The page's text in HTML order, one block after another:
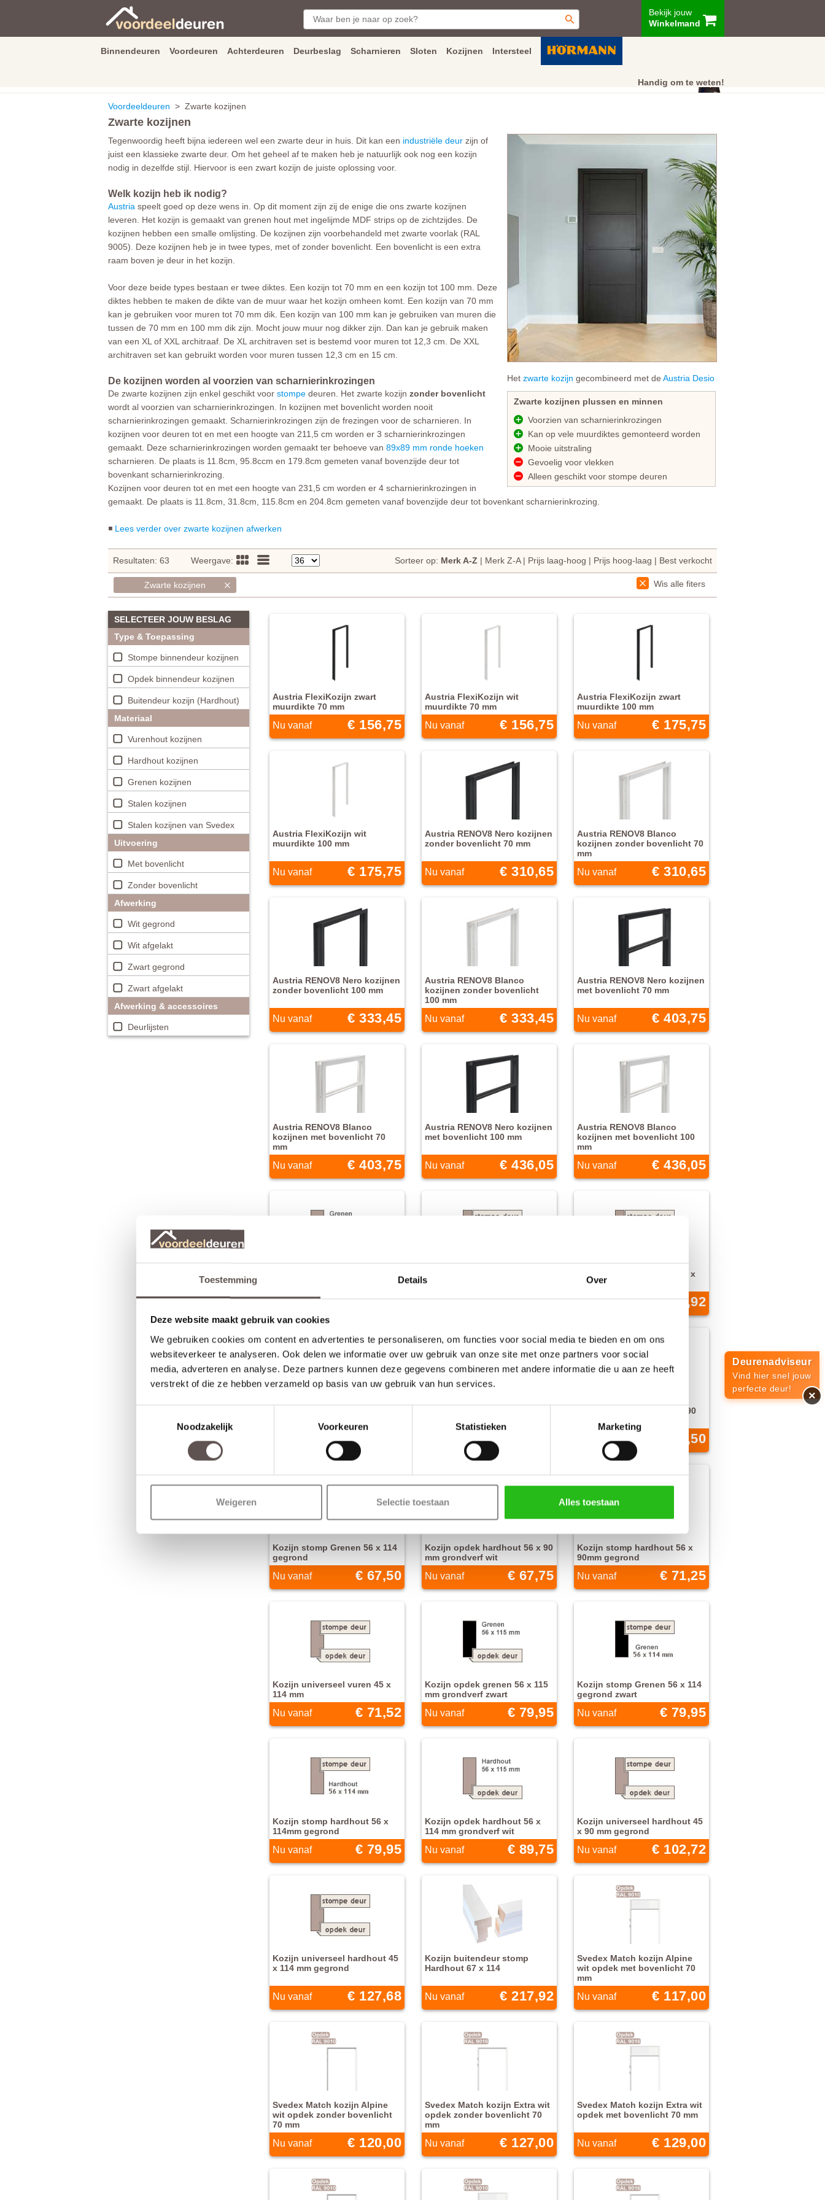
Toestemming Details Over
Deze website maakt gebruik van cookies
We gebruiken cookies om content en advertenties te personaliseren, om functies voor social media te bieden en om ons
websiteverkeer te analyseren. Ook delen we informatie over uw gebruik van onze site met onze partners voor social
media, adverteren en analyse. Deze partners kunnen deze gegevens combineren met andere informatie die u aan ze heeft
verstrekt of die ze hebben verzameld op basis van uw gebruik van hun services.
Noodzakelijk
Voorkeuren Statistieken Marketing
Weigeren Selectie toestaan Alles toestaan
Bekijk jouw
Winkelmand
Binnendeuren Voordeuren Achterdeuren Deurbeslag Scharnieren Sloten Kozijnen Intersteel
Handig om te weten!
Klantenservice
Voordeeldeuren > Zwarte kozijnen
Zwarte kozijnen
Het zwarte kozijn gecombineerd met de Austria Desio
Zwarte kozijnen plussen en minnen
Voorzien van scharnierinkrozingen
Kan op vele muurdiktes gemonteerd worden
Mooie uitstraling
Gevoelig voor vlekken
Alleen geschikt voor stompe deuren
Tegenwoordig heeft bijna iedereen wel een zwarte deur in huis. Dit kan een industriële deur zijn of
juist een klassieke zwarte deur. Om het geheel af te maken heb je natuurlijk ook nog een kozijn
nodig in dezelfde stijl. Hiervoor is een zwart kozijn de juiste oplossing voor.
Welk kozijn heb ik nodig?
Austria speelt goed op deze wens in. Op dit moment zijn zij de enige die ons zwarte kozijnen
leveren. Het kozijn is gemaakt van grenen hout met ingelijmde MDF strips op de zichtzijdes. De
kozijnen hebben een smalle omlijsting. De kozijnen zijn voorbehandeld met zwarte voorlak (RAL
9005). Deze kozijnen heb je in twee types, met of zonder bovenlicht. Een bovenlicht is een extra
raam boven je deur in het kozijn.
Voor deze beide types bestaan er twee diktes. Een kozijn tot 70 mm en een kozijn tot 100 mm. Deze
diktes hebben te maken de dikte van de muur waar het kozijn omheen komt. Een kozijn van 70 mm
kan je gebruiken voor muren tot 70 mm dik. Een kozijn van 100 mm kan je gebruiken van muren die
tussen de 70 mm en 100 mm dik zijn. Mocht jouw muur nog dikker zijn. Dan kan je gebruik maken
van een XL of XXL architraaf. De XL architraven set is bestemd voor muren tot 12,3 cm. De XXL
architraven set kan gebruikt worden voor muren tussen 12,3 cm en 15 cm.
De kozijnen worden al voorzien van scharnierinkrozingen
De zwarte kozijnen zijn enkel geschikt voor stompe deuren. Het zwarte kozijn zonder bovenlicht
wordt al voorzien van scharnierinkrozingen. In kozijnen met bovenlicht worden nooit
scharnierinkrozingen gemaakt. Scharnierinkrozingen zijn de frezingen voor de scharnieren. In
kozijnen voor deuren tot en met een hoogte van 211,5 cm worden er 3 scharnierinkrozingen
gemaakt. Deze scharnierinkrozingen worden gemaakt ter behoeve van 89x89 mm ronde hoeken
scharnieren. De plaats is 11.8cm, 95.8ccm en 179.8cm gemeten vanaf bovenzijde deur tot
bovenkant scharnierinkrozing.
Kozijnen voor deuren tot en met een hoogte van 231,5 cm worden er 4 scharnierinkrozingen in
gemaakt. De plaats is 11.8cm, 31.8cm, 115.8cm en 204.8cm gemeten vanaf bovenzijde deur tot bovenkant scharnierinkrozing.
◾ Lees verder over zwarte kozijnen afwerken
Resultaten: 63 Weergave: Sorteer op: Merk A-Z | Merk Z-A| Prijs laag-hoog | Prijs hoog-laag | Best verkocht
Zwarte kozijnen Wis alle fiters
SELECTEER JOUW BESLAG
Type & Toepassing
Stompe binnendeur kozijnen
Opdek binnendeur kozijnen
Buitendeur kozijn (Hardhout)
Materiaal
Vurenhout kozijnen
Hardhout kozijnen
Grenen kozijnen
Stalen kozijnen
Stalen kozijnen van Svedex
Uitvoering
Met bovenlicht
Zonder bovenlicht
Afwerking
Wit gegrond
Wit afgelakt
Zwart gegrond
Zwart afgelakt
Afwerking & accessoires
Deurlijsten
Austria FlexiKozijn zwart
muurdikte 70 mm
Nu vanaf € 156,75
Austria FlexiKozijn wit
muurdikte 70 mm
Nu vanaf € 156,75
Austria FlexiKozijn zwart
muurdikte 100 mm
Nu vanaf € 175,75
Austria FlexiKozijn wit
muurdikte 100 mm
Nu vanaf € 175,75
Austria RENOV8 Nero kozijnen
zonder bovenlicht 70 mm
Nu vanaf € 310,65
Austria RENOV8 Blanco
kozijnen zonder bovenlicht 70
mm
Nu vanaf € 310,65
Austria RENOV8 Nero kozijnen
zonder bovenlicht 100 mm
Nu vanaf € 333,45
Austria RENOV8 Blanco
kozijnen zonder bovenlicht
100 mm
Nu vanaf € 333,45
Austria RENOV8 Nero kozijnen
met bovenlicht 70 mm
Nu vanaf € 403,75
Austria RENOV8 Blanco
kozijnen met bovenlicht 70
mm
Nu vanaf € 403,75
Austria RENOV8 Nero kozijnen
met bovenlicht 100 mm
Nu vanaf € 436,05
Austria RENOV8 Blanco
kozijnen met bovenlicht 100
mm
Nu vanaf € 436,05
Nu vanaf € 57,75
gegrond
Nu vanaf € 57,75
Kozijn universeel vuren 45 x
90 mm
Nu vanaf € 61,92
€ 67,50
Kozijn opdek grenen 56 x 90
Nu vanaf € 67,50
Kozijn stomp Grenen 56 x 114
gegrond
Nu vanaf € 67,50
Kozijn opdek hardhout 56 x 90
mm grondverf wit
Nu vanaf € 67,75
Kozijn stomp hardhout 56 x
90mm gegrond
Nu vanaf € 71,25
Kozijn universeel vuren 45 x
114 mm
Nu vanaf € 71,52
Kozijn opdek grenen 56 x 115
mm grondverf zwart
Nu vanaf € 79,95
Kozijn stomp Grenen 56 x 114
gegrond zwart
Nu vanaf € 79,95
Kozijn stomp hardhout 56 x
114mm gegrond
Nu vanaf € 79,95
Kozijn opdek hardhout 56 x
114 mm grondverf wit
Nu vanaf € 89,75
Kozijn universeel hardhout 45
x 90 mm gegrond
Nu vanaf € 102,72
Kozijn universeel hardhout 45
x 114 mm gegrond
Nu vanaf € 127,68
Kozijn buitendeur stomp
Hardhout 67 x 114
Nu vanaf € 217,92
Svedex Match kozijn Alpine
wit opdek met bovenlicht 70
mm
Nu vanaf € 117,00
Svedex Match kozijn Alpine
wit opdek zonder bovenlicht
70 mm
Nu vanaf € 120,00
Svedex Match kozijn Extra wit
opdek zonder bovenlicht 70
mm
Nu vanaf € 127,00
Svedex Match kozijn Extra wit
opdek met bovenlicht 70 mm
Nu vanaf € 129,00
Deurenadviseur
Vind hier snel jouw
perfecte deur!
×